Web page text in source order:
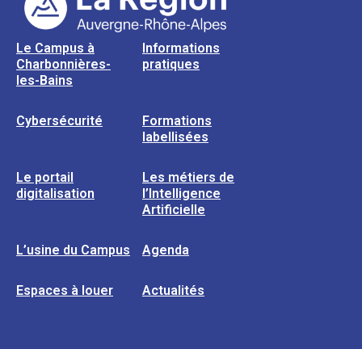
Le Campus à
Charbonnières-
les-Bains
Informations
pratiques
Cybersécurité
Formations
labellisées
Le portail
digitalisation
Les métiers de
l’Intelligence
Artificielle
L’usine du Campus Agenda
Espaces à louer Actualités